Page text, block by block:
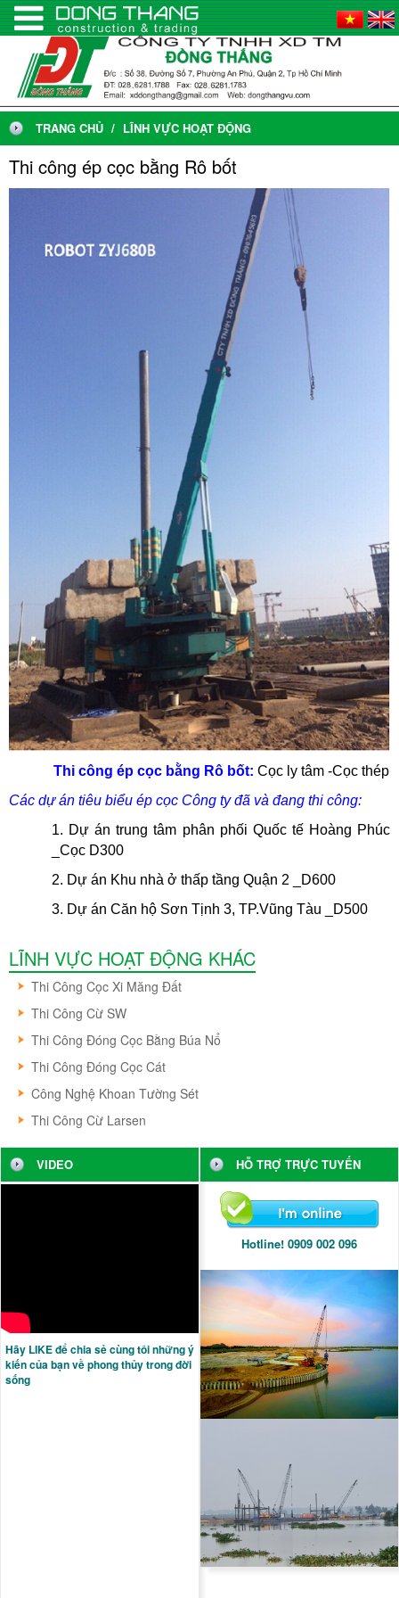
TRANG CHỦ LĨNH VỰC HOẠT ĐỘNG
Thi công ép cọc bằng Rô bốt
Thi công ép cọc bằng Rô bốt: Cọc ly tâm -Cọc thép
Các dự án tiêu biểu ép cọc Công ty đã và đang thi công:
1. Dự án trung tâm phân phối Quốc tế Hoàng Phúc
Cọc D300
2. Dự án Khu nhà ở thấp tầng Quận 2 _
D600
3. Dự án Căn hộ Sơn Tịnh 3, TP.Vũng Tàu _
D500
LĨNH VỰC HOẠT ĐỘNG KHÁC
Thi Công Cọc Xi Măng Đất
Thi Công Cừ SW
Thi Công Đóng Cọc Bằng Búa Nổ
Thi Công Đóng Cọc Cát
Công Nghệ Khoan Tường Sét
Thi Công Cừ Larsen
VIDEO
Hãy LIKE để chia sẻ cùng tôi những ý
kiến của bạn về phong thủy trong đời
sống
HỖ TRỢ TRỰC TUYẾN
Hotline! 0909 002 096